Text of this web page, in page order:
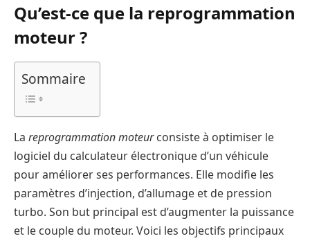
Qu’est-ce que la reprogrammation
moteur ?
Sommaire
La reprogrammation moteurconsiste à optimiser le
logiciel du calculateur électronique d’un véhicule
pour améliorer ses performances. Elle modifie les
paramètres d’injection, d’allumage et de pression
turbo. Son but principal est d’augmenter la puissance
et le couple du moteur. Voici les objectifs principaux